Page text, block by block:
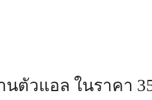
ตัวแอล ในราคา